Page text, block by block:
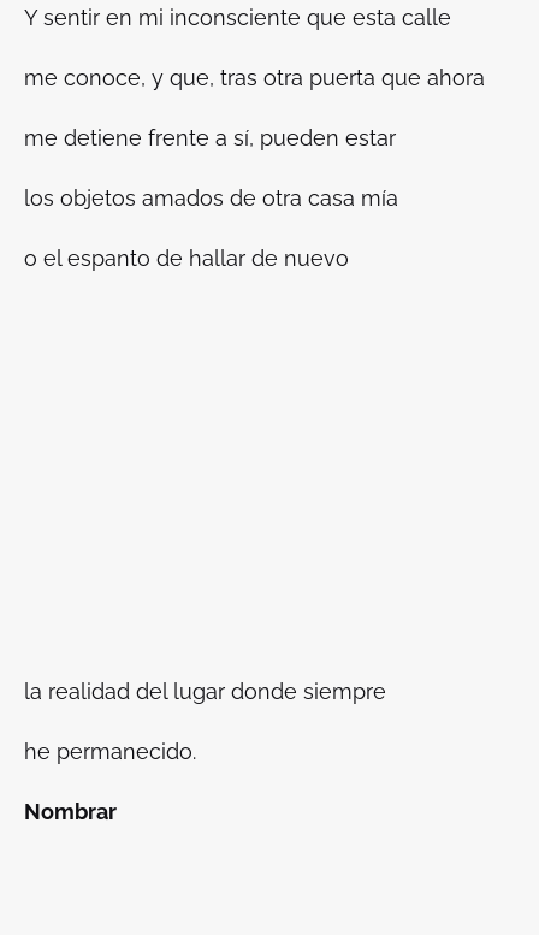
Y sentir en mi inconsciente que esta calle
me conoce, y que, tras otra puerta que ahora
me detiene frente a sí, pueden estar
los objetos amados de otra casa mía
o el espanto de hallar de nuevo
la realidad del lugar donde siempre
he permanecido.
Nombrar